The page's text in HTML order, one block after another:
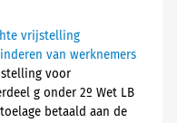
vrijstelling
van werknemers
voor
g onder 2º Wet LB
betaald aan de